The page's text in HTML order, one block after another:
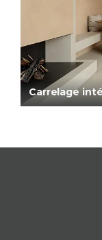
Carrelage